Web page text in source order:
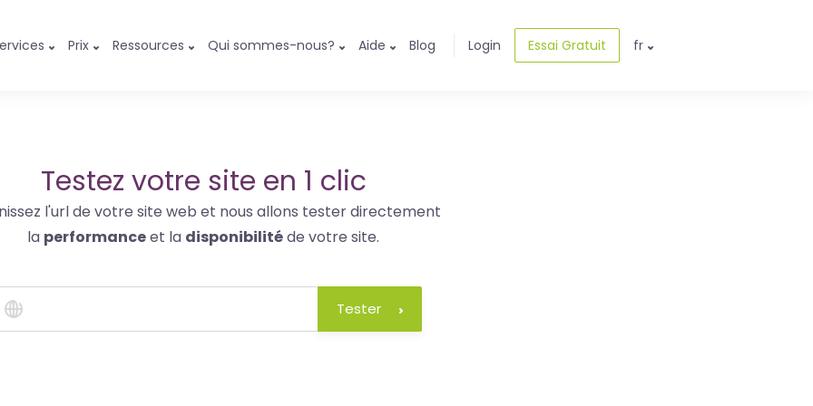
Prix Ressources Qui sommes-nous? Aide Blog Login Essai Gratuit fr
Testez votre site en 1 clic
l'url de votre site web et nous allons tester directement
la performanceet la disponibilitéde votre site.
Tester